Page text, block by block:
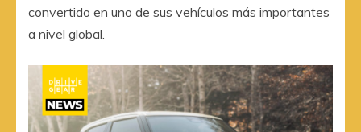
convertido en uno de sus vehículos más importantes
a nivel global.